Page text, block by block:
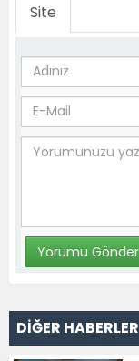
Site
DİĞER HABERLER